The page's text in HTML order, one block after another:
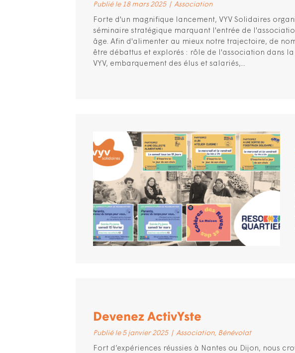
Publié le 18 mars 2025 | Association
Forte d'un magnifique lancement, VYV Solidaires
séminaire stratégique marquant l'entrée de
âge. Afin d'alimenter au mieux notre trajectoire, de
être débattus et explorés : rôle de l'association dans
VYV, embarquement des élus et salariés,...
Devenez ActivYste
Publié le 5 janvier 2025 | Association Bénévolat
Fort d’expériences réussies à Nantes ou Dijon, nous